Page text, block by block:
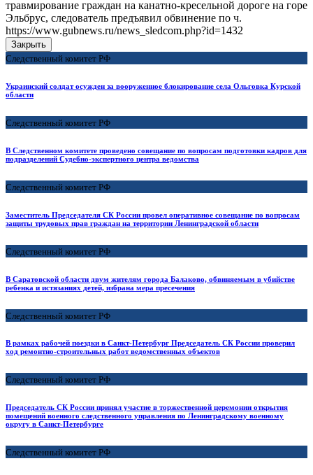
травмирование граждан на канатно-кресельной дороге на горе
Эльбрус, следователь предъявил обвинение по ч.
https://www.gubnews.ru/news_sledcom.php?id=1432
Закрыть
Следственный комитет РФ
Украинский солдат осужден за вооруженное блокирование села Ольговка Курской
области
Следственный комитет РФ
В Следственном комитете проведено совещание по вопросам подготовки кадров для
подразделений Судебно-экспертного центра ведомства
Следственный комитет РФ
Заместитель Председателя СК России провел оперативное совещание по вопросам
защиты трудовых прав граждан на территории Ленинградской области
Следственный комитет РФ
В Саратовской области двум жителям города Балаково, обвиняемым в убийстве
ребенка и истязаниях детей, избрана мера пресечения
Следственный комитет РФ
В рамках рабочей поездки в Санкт-Петербург Председатель СК России проверил
ход ремонтно-строительных работ ведомственных объектов
Следственный комитет РФ
Председатель СК России принял участие в торжественной церемонии открытия
помещений военного следственного управления по Ленинградскому военному
округу в Санкт-Петербурге
Следственный комитет РФ